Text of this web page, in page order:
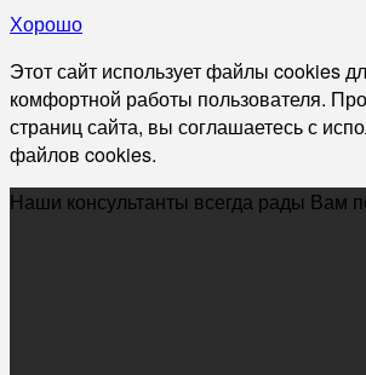
Хорошо
Этот сайт использует файлы cookies
комфортной работы пользователя.
страниц сайта, вы соглашаетесь с
файлов cookies.
Наши консультанты всегда рады Вам